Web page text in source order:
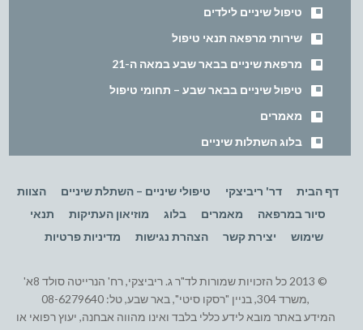
טיפול שיניים לילדים
שירותי מרפאה תנאי טיפול
מרפאת שיניים בבאר שבע במאה ה-21
טיפול שיניים בבאר שבע – תחומי טיפול
מאמרים
בלוג השתלות שיניים
דף הבית דר' ריביצקי טיפולי שיניים – השתלת שיניים
הצוות
סיור במרפאה
מאמרים בלוג מוזיאון העתיקות
תנאי
שימוש
יצירת קשר הצהרת נגישות מדיניות פרטיות
© 2013 כל הזכויות שמורות לד"ר ג. ריביצקי, רח' הנרייטה סולד 8א'
,משרד 304, בניין "רסקו סיטי", באר שבע, טל: 08-6279640
המידע באתר מובא לידע כללי בלבד ואינו מהווה אבחנה, יעוץ רפואי או